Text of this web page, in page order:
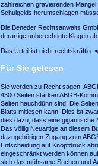
zahlreichen gravierenden
Schulgelds herumschlagen
Die Beneder Rechtsanwalts
derartige unberechtigte Klagen
Das Urteil ist nicht rechtskräftig.
Für Sie gelesen
Sie werden zu Recht sagen,
4300 Seiten starken ABGB-
Seiten hauchdünn sind. Die
Blatts mitlesen kann. Dies ist
dies dazu, dass eine gigantische
Das völlig Neuartige an diesem
dazugehörigen Zugang zum
Entscheidung auf Knopfdruck
eingeschränkt werden können
sich das mühsame Suchen und